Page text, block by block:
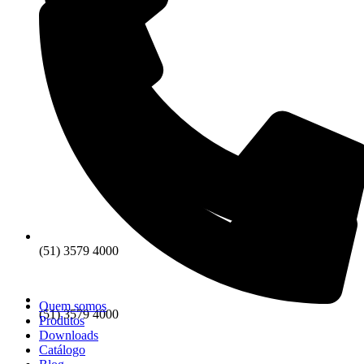
(51) 3579 4000
(51) 3579 4000
Quem somos
Produtos
Downloads
Catálogo